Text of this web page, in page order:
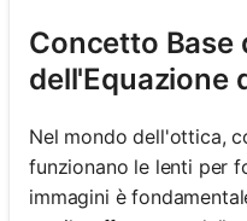
Concetto Base
dell'Equazione
Nel mondo dell'ottica,
funzionano le lenti per
immagini è